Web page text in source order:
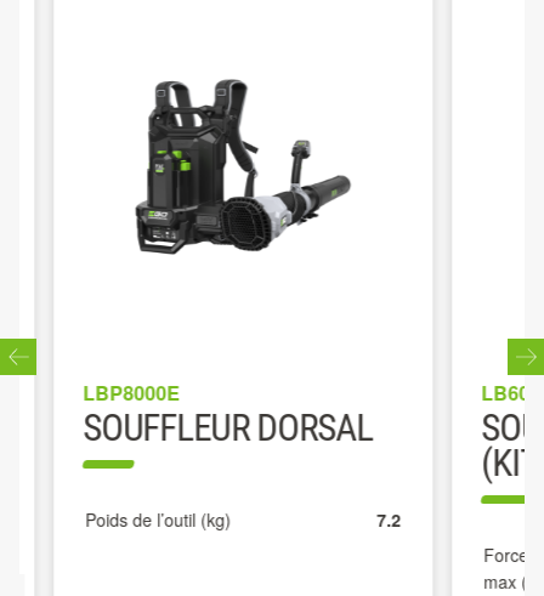
LBP8000E
SOUFFLEUR DORSAL
Poids de l’outil (kg)
LB6002E
(KIT)
Force de
max (N)